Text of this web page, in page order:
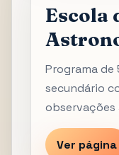
Escola
Programa de
secundário
Ver página